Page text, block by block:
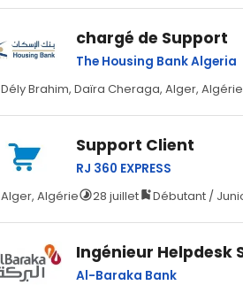
chargé de Support
The Housing Bank Algeria
Dély Brahim, Daïra Cheraga, Alger, Algérie
Support Client
RJ 360 EXPRESS
Alger, Algérie
28 juillet Débutant /
Ingénieur Helpdesk
Al-Baraka Bank